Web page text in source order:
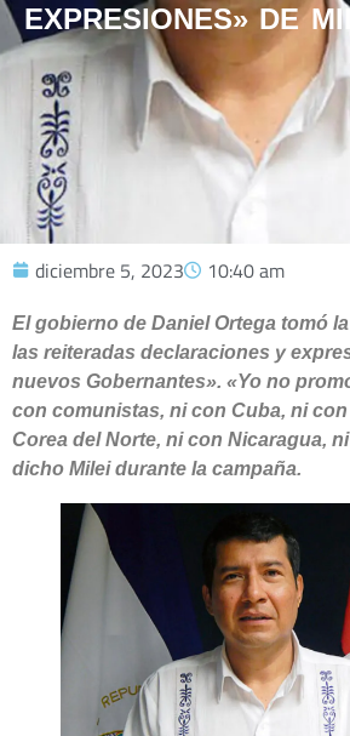
EXPRESIONES» DE
diciembre 5, 2023 10:40 am
El gobierno de Daniel Ortega tomó
las reiteradas declaraciones y
nuevos Gobernantes». «Yo no
con comunistas, ni con Cuba, ni
Corea del Norte, ni con Nicaragua,
dicho Milei durante la campaña.